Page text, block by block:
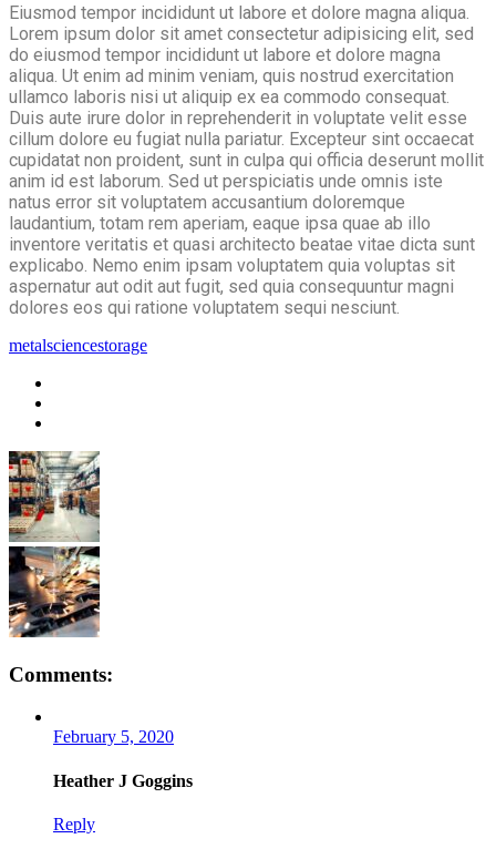
Eiusmod tempor incididunt ut labore et dolore magna aliqua.
Lorem ipsum dolor sit amet consectetur adipisicing elit, sed
do eiusmod tempor incididunt ut labore et dolore magna
aliqua. Ut enim ad minim veniam, quis nostrud exercitation
ullamco laboris nisi ut aliquip ex ea commodo consequat.
Duis aute irure dolor in reprehenderit in voluptate velit esse
cillum dolore eu fugiat nulla pariatur. Excepteur sint occaecat
cupidatat non proident, sunt in culpa qui officia deserunt mollit
anim id est laborum. Sed ut perspiciatis unde omnis iste
natus error sit voluptatem accusantium doloremque
laudantium, totam rem aperiam, eaque ipsa quae ab illo
inventore veritatis et quasi architecto beatae vitae dicta sunt
explicabo. Nemo enim ipsam voluptatem quia voluptas sit
aspernatur aut odit aut fugit, sed quia consequuntur magni
dolores eos qui ratione voluptatem sequi nesciunt.
metalsciencestorage
Comments:
February 5, 2020
Heather J Goggins
Reply